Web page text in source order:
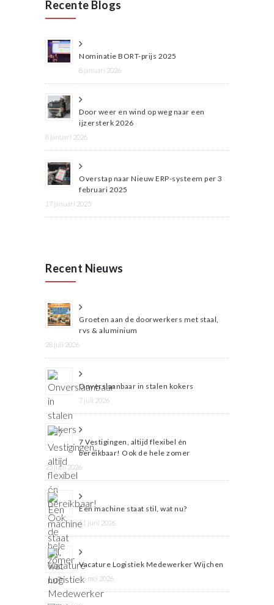
Recente Blogs
Nominatie BORT-prijs 2025
8 januari 2026
Door weer en wind op weg naar een
ijzersterk 2026
8 januari 2026
Overstap naar Nieuw ERP-systeem per 3
februari 2025
17 januari 2025
Recent Nieuws
Groeten aan de doorwerkers met staal,
rvs & aluminium
28 juli 2026
Onverslaanbaar in stalen kokers
7 juli 2026
7 Vestigingen, altijd flexibel én
bereikbaar! Ook de hele zomer
25 juni 2026
Een machine staat stil, wat nu?
11 juni 2026
Vacature Logistiek Medewerker Wijchen
26 mei 2026